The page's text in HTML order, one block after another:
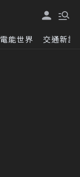
電能世界 交通新訊